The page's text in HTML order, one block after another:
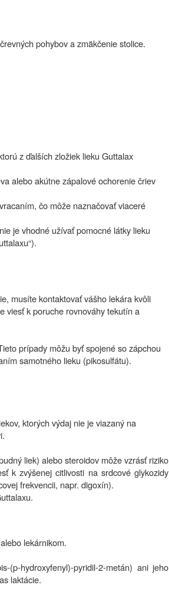
pohybov a zmäkčenie stolice.
z ďalších zložiek lieku Guttalax
alebo akútne zápalové ochorenie čriev
čo môže naznačovať viaceré
je vhodné užívať pomocné látky lieku
musíte kontaktovať vášho lekára kvôli
viesť k poruche rovnováhy tekutín a
prípady môžu byť spojené so zápchou
samotného lieku (pikosulfátu).
ktorých výdaj nie je viazaný na
liek) alebo steroidov môže vzrásť riziko
k zvýšenej citlivosti na srdcové glykozidy
frekvencii, napr. digoxín).
lekárnikom.
(p-hydroxyfenyl)-pyridil-2-metán) ani jeho
laktácie.